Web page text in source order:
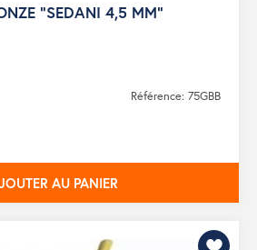
"SEDANI 4,5 MM"
Référence: 75GBB
AU PANIER